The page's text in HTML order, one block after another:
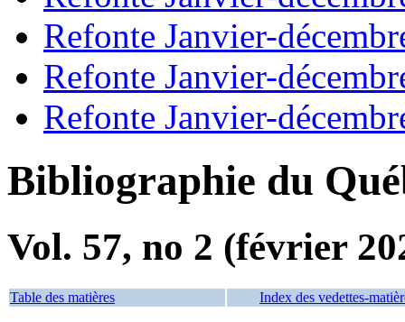
Refonte Janvier-
Refonte Janvier-
Refonte Janvier-
Bibliographie du
Vol. 57, no 2 (février
Table des matières Index des vedettes-